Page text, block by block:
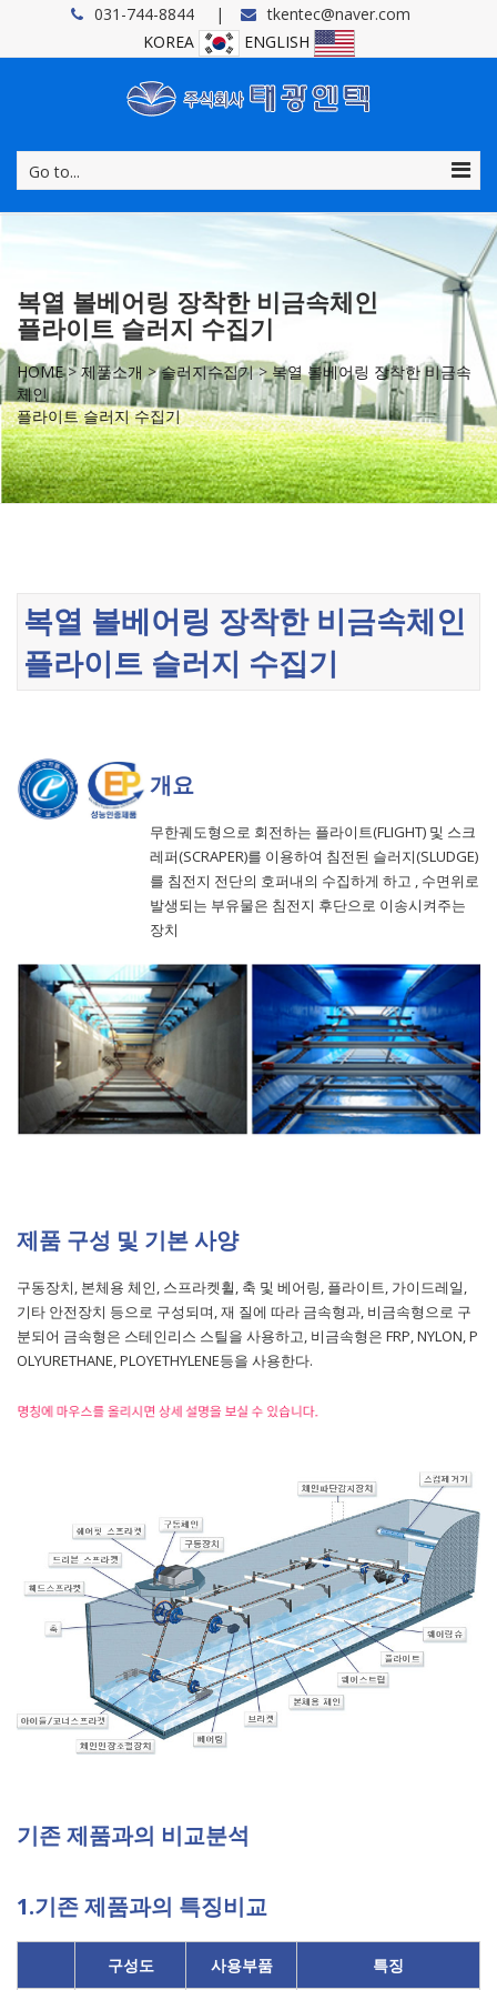
031-744-8844
tkentec@naver.com
KOREA
ENGLISH
Go to...
복열 볼베어링 장착한 비금속체인
플라이트 슬러지 수집기
HOME>제품소개>슬러지수집기> 복열 볼베어링 장착한 비금속
체인
플라이트 슬러지 수집기
복열 볼베어링 장착한 비금속체인
플라이트 슬러지 수집기
개요
무한궤도형으로 회전하는 플라이트(FLIGHT) 및 스크
레퍼(SCRAPER)를 이용하여 침전된 슬러지(SLUDGE)
를 침전지 전단의 호퍼내의 수집하게 하고 , 수면위로
발생되는 부유물은 침전지 후단으로 이송시켜주는
장치
제품 구성 및 기본 사양
구동장치, 본체용 체인, 스프라켓휠, 축 및 베어링, 플라이트, 가이드레일,
기타 안전장치 등으로 구성되며, 재 질에 따라 금속형과, 비금속형으로 구
분되어 금속형은 스테인리스 스틸을 사용하고, 비금속형은 FRP, NYLON, P
OLYURETHANE, PLOYETHYLENE등을 사용한다.
기존 제품과의 비교분석
1.기존 제품과의 특징비교
구성도 사용부품 특징